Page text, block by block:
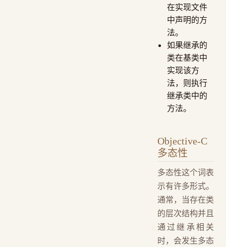
在实现文件
中声明的方
法。
如果继承的
类在基类中
实现该方
法，则执行
继承类中的
方法。
Objective-C
多态性
多态性这个词表
示有许多形式。
通常，当存在类
的层次结构并且
通过继承相关
时，会发生多态